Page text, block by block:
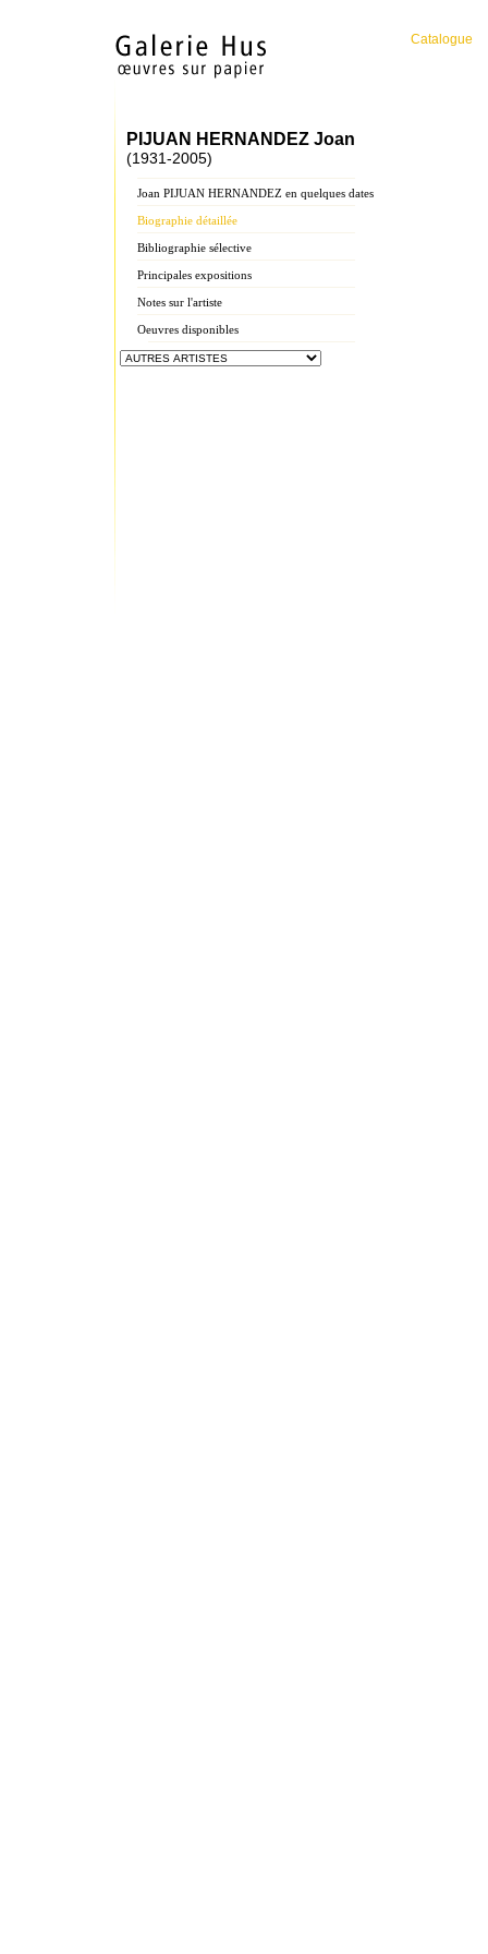
Catalogue
PIJUAN HERNANDEZ Joan
(1931-2005)
Joan PIJUAN HERNANDEZ en quelques dates
Biographie détaillée
Bibliographie sélective
Principales expositions
Notes sur l'artiste
Oeuvres disponibles